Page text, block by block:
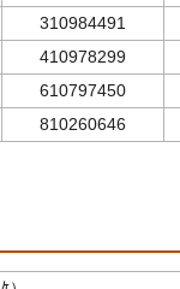
310984491
410978299
610797450
810260646